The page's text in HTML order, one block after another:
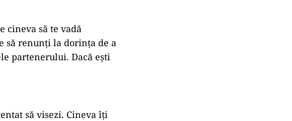
cineva să te vadă
să renunți la dorința de a
partenerului. Dacă ești
să visezi. Cineva îți